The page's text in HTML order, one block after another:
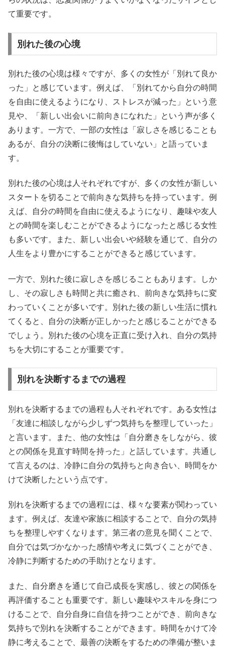
て重要です。
別れた後の心境
別れた後の心境は様々ですが、多くの女性が「別れて良か
った」と感じています。例えば、「別れてから自分の時間
を自由に使えるようになり、ストレスが減った」という意
見や、「新しい出会いに前向きになれた」という声が多く
あります。一方で、一部の女性は「寂しさを感じることも
あるが、自分の決断に後悔はしていない」と語っていま
す。
別れた後の心境は人それぞれですが、多くの女性が新しい
スタートを切ることで前向きな気持ちを持っています。例
えば、自分の時間を自由に使えるようになり、趣味や友人
との時間を楽しむことができるようになったと感じる女性
も多いです。また、新しい出会いや経験を通じて、自分の
人生をより豊かにすることができると感じています。
一方で、別れた後に寂しさを感じることもあります。しか
し、その寂しさも時間と共に癒され、前向きな気持ちに変
わっていくことが多いです。別れた後の新しい生活に慣れ
てくると、自分の決断が正しかったと感じることができる
でしょう。別れた後の心境を正直に受け入れ、自分の気持
ちを大切にすることが重要です。
別れを決断するまでの過程
別れを決断するまでの過程も人それぞれです。ある女性は
「友達に相談しながら少しずつ気持ちを整理していった」
と言います。また、他の女性は「自分磨きをしながら、彼
との関係を見直す時間を持った」と話しています。共通し
て言えるのは、冷静に自分の気持ちと向き合い、時間をか
けて決断したという点です。
別れを決断するまでの過程には、様々な要素が関わってい
ます。例えば、友達や家族に相談することで、自分の気持
ちを整理しやすくなります。第三者の意見を聞くことで、
自分では気づかなかった感情や考えに気づくことができ、
冷静に判断するための手助けとなります。
また、自分磨きを通じて自己成長を実感し、彼との関係を
再評価することも重要です。新しい趣味やスキルを身につ
けることで、自分自身に自信を持つことができ、前向きな
気持ちで別れを決断することができます。時間をかけて冷
静に考えることで、最善の決断をするための準備が整いま